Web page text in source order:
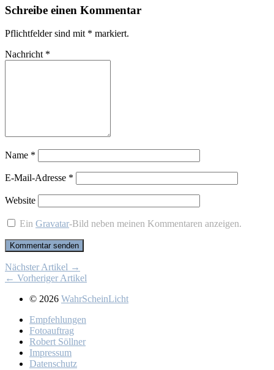
Schreibe einen Kommentar
Pflichtfelder sind mit * markiert.
Nachricht *
Name *
E-Mail-Adresse *
Website
EinGravatar-Bild neben meinen Kommentaren anzeigen.
Nächster Artikel →
← Vorheriger Artikel
© 2026 WahrScheinLicht
Emp­feh­lun­gen
Fo­to­auf­trag
Ro­bert Söll­ner
Im­pres­sum
Da­ten­schutz